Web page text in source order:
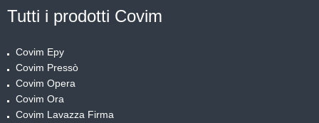
Tutti i prodotti Covim
Covim Epy
Covim Pressò
Covim Opera
Covim Ora
Covim Lavazza Firma